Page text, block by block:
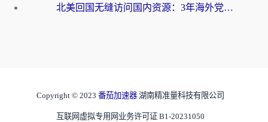
北美回国无缝访问国内资源：3年海外党亲测的加速器选择指南
Copyright © 2023 番茄加速器 湖南精准量科技有限公司
互联网虚拟专用网业务许可证 B1-20231050